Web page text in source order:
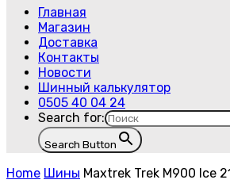
Главная
Магазин
Доставка
Контакты
Новости
Шинный калькулятор
0505 40 04 24
Search for:
Search Button
Home Шины Maxtrek Trek M900 Ice